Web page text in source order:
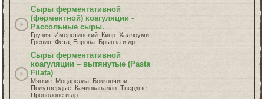
Сыры ферментативной
(ферментной) коагуляции -
Рассольные сыры.
Грузия: Имеретинский. Кипр: Халлоуми,
Греция: Фета, Европа: Брынза и др.
Сыры ферментативной
коагуляции – вытянутые (Pasta
Filata)
Мягкие: Моцарелла, Боккончини.
Полутвердые: Качиокавалло. Твердые:
Проволоне и др.